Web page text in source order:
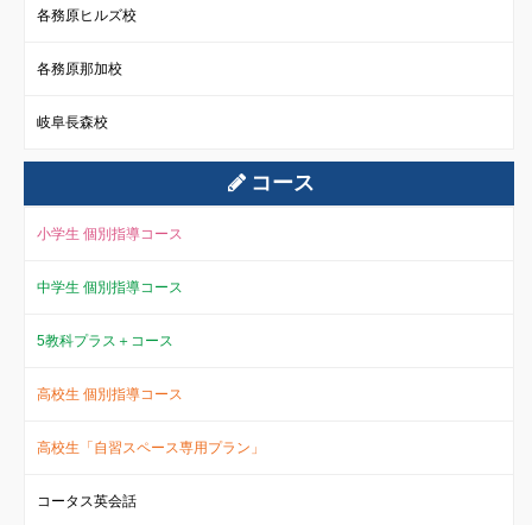
各務原ヒルズ校
各務原那加校
岐阜長森校
コース
小学生 個別指導コース
中学生 個別指導コース
5教科プラス＋コース
高校生 個別指導コース
高校生「自習スペース専用プラン」
コータス英会話